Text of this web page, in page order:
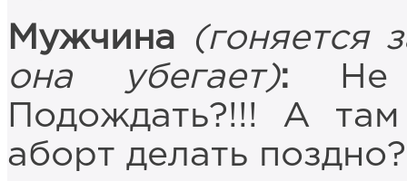
Мужчина
(гоняется
она убегает): Не
Подождать?!!! А
аборт делать